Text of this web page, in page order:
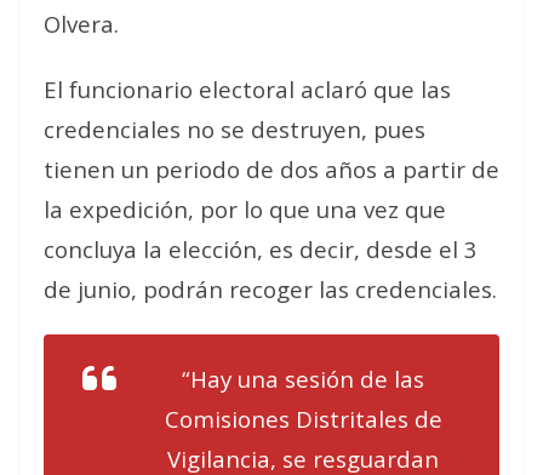
Olvera.
El funcionario electoral aclaró que las
credenciales no se destruyen, pues
tienen un periodo de dos años a partir de
la expedición, por lo que una vez que
concluya la elección, es decir, desde el 3
de junio, podrán recoger las credenciales.
“Hay una sesión de las
Comisiones Distritales de
Vigilancia, se resguardan